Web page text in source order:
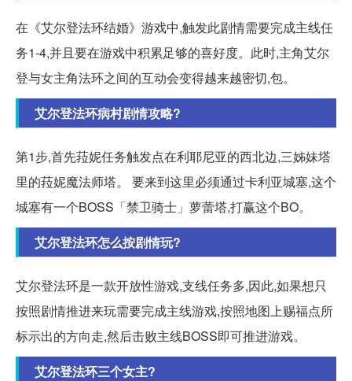
在《艾尔登法环结婚》游戏中,触发此剧情需要完成主线任
务1-4,并且要在游戏中积累足够的喜好度。此时,主角艾尔
登与女主角法环之间的互动会变得越来越密切,包。
艾尔登法环病村剧情攻略?
第1步,首先菈妮任务触发点在利耶尼亚的西北边,三姊妹塔
里的菈妮魔法师塔。 要来到这里必须通过卡利亚城塞,这个
城塞有一个BOSS「禁卫骑士」萝蕾塔,打赢这个BO。
艾尔登法环怎么按剧情玩?
艾尔登法环是一款开放性游戏,支线任务多,因此,如果想只
按照剧情推进来玩需要完成主线游戏,按照地图上赐福点所
标示出的方向走,然后击败主线BOSS即可推进游戏。
艾尔登法环三个女主?